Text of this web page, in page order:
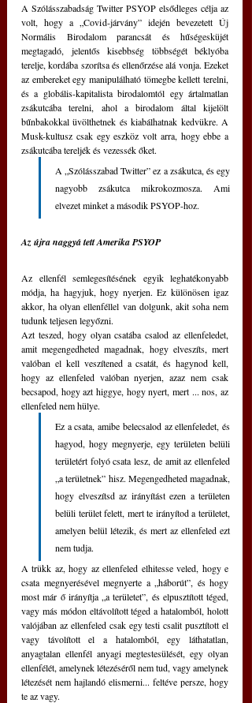
A Szólásszabadság Twitter PSYOP elsődleges célja az
volt, hogy a „Covid-járvány” idején bevezetett Új
Normális Birodalom parancsát és hűségesküjét
megtagadó, jelentős kisebbség többségét béklyóba
terelje, kordába szorítsa és ellenőrzése alá vonja. Ezeket
az embereket egy manipulálható tömegbe kellett terelni,
és a globális-kapitalista birodalomtól egy ártalmatlan
zsákutcába terelni, ahol a birodalom által kijelölt
bűnbakokkal üvölthetnek és kiabálhatnak kedvükre. A
Musk-kultusz csak egy eszköz volt arra, hogy ebbe a
zsákutcába tereljék és vezessék őket.
A „Szólásszabad Twitter” ez a zsákutca, és egy
nagyobb zsákutca mikrokozmosza. Ami
elvezet minket a második PSYOP-hoz.
Az újra naggyá tett Amerika PSYOP
Az ellenfél semlegesítésének egyik leghatékonyabb
módja, ha hagyjuk, hogy nyerjen. Ez különösen igaz
akkor, ha olyan ellenféllel van dolgunk, akit soha nem
tudunk teljesen legyőzni.
Azt teszed, hogy olyan csatába csalod az ellenfeledet,
amit megengedheted magadnak, hogy elveszíts, mert
valóban el kell veszítened a csatát, és hagynod kell,
hogy az ellenfeled valóban nyerjen, azaz nem csak
becsapod, hogy azt higgye, hogy nyert, mert ... nos, az
ellenfeled nem hülye.
Ez a csata, amibe belecsalod az ellenfeledet, és
hagyod, hogy megnyerje, egy területen belüli
területért folyó csata lesz, de amit az ellenfeled
„a területnek” hisz. Megengedheted magadnak,
hogy elveszítsd az irányítást ezen a területen
belüli terület felett, mert te irányítod a területet,
amelyen belül létezik, és mert az ellenfeled ezt
nem tudja.
A trükk az, hogy az ellenfeled elhitesse veled, hogy e
csata megnyerésével megnyerte a „háborút”, és hogy
most már ő irányítja „a területet”, és elpusztított téged,
vagy más módon eltávolított téged a hatalomból, holott
valójában az ellenfeled csak egy testi csalit pusztított el
vagy távolított el a hatalomból, egy láthatatlan,
anyagtalan ellenfél anyagi megtestesülését, egy olyan
ellenfélét, amelynek létezéséről nem tud, vagy amelynek
létezését nem hajlandó elismerni... feltéve persze, hogy
te az vagy.